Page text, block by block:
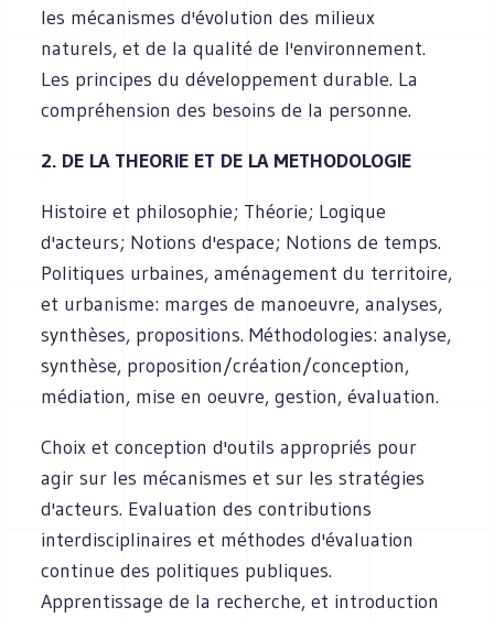
les mécanismes d'évolution des milieux
naturels, et de la qualité de l'environnement.
Les principes du développement durable. La
compréhension des besoins de la personne.
2. DE LA THEORIE ET DE LA METHODOLOGIE
Histoire et philosophie; Théorie; Logique
d'acteurs; Notions d'espace; Notions de temps.
Politiques urbaines, aménagement du territoire,
et urbanisme: marges de manoeuvre, analyses,
synthèses, propositions. Méthodologies: analyse,
synthèse, proposition/création/conception,
médiation, mise en oeuvre, gestion, évaluation.
Choix et conception d'outils appropriés pour
agir sur les mécanismes et sur les stratégies
d'acteurs. Evaluation des contributions
interdisciplinaires et méthodes d'évaluation
continue des politiques publiques.
Apprentissage de la recherche, et introduction